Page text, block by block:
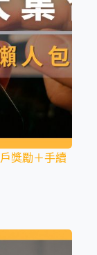
獎勵＋手續